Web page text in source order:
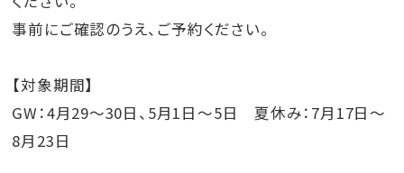
事前にご確認のうえ、ご予約ください。
【対象期間】
GW：4月29～30日、5月1日～5日 夏休み：7月17日～
8月23日